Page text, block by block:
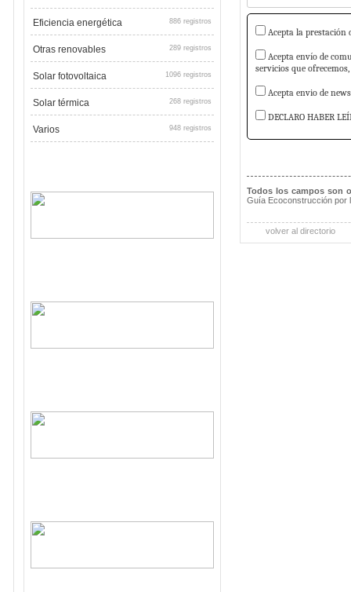
Eficiencia energética 886 registros
Otras renovables 289 registros
Solar fotovoltaica 1096 registros
Solar térmica 268 registros
Varios 948 registros
Acepta la prestación
Acepta envío de
servicios que
Acepta envio de
DECLARO HABER
Todos los campos son
Guía Ecoconstrucción por
volver al directorio